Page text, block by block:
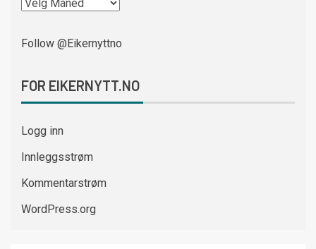
Follow @Eikernyttno
FOR EIKERNYTT.NO
Logg inn
Innleggsstrøm
Kommentarstrøm
WordPress.org